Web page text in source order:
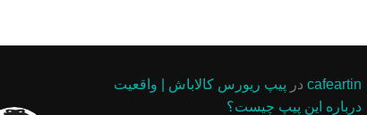
cafeartin در پیپ ریورس کالاباش | واقعیت
درباره این پیپ چیست؟